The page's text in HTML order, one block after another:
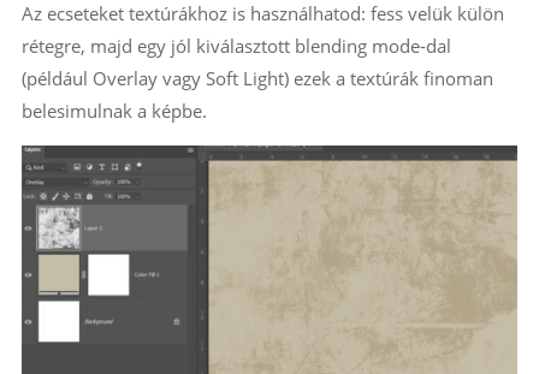
Az ecseteket textúrákhoz is használhatod: fess velük külön
rétegre, majd egy jól kiválasztott blending mode-dal
(például Overlay vagy Soft Light) ezek a textúrák finoman
belesimulnak a képbe.